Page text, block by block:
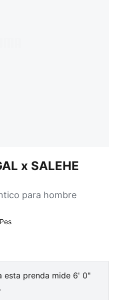
x SALEHE
para hombre
esta prenda mide 6' 0"